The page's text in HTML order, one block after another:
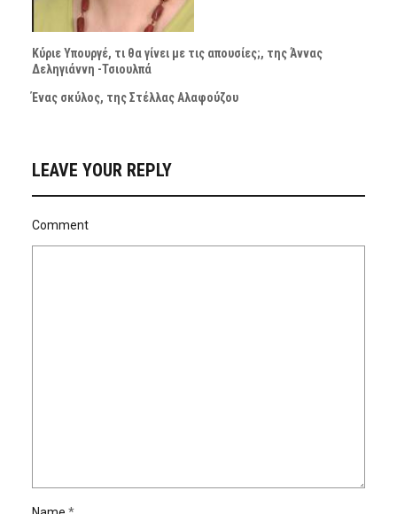
Κύριε Υπουργέ, τι θα γίνει με τις απουσίες;, της Άννας
Δεληγιάννη -Τσιουλπά
Ένας σκύλος, της Στέλλας Αλαφούζου
LEAVE YOUR REPLY
Comment